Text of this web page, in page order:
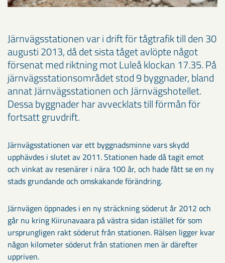
Järnvägsstationen var i drift för tågtrafik till den 30
augusti 2013, då det sista tåget avlöpte något
försenat med riktning mot Luleå klockan 17.35. På
järnvägsstationsområdet stod 9 byggnader, bland
annat Järnvägsstationen och Järnvägshotellet.
Dessa byggnader har avvecklats till förmån för
fortsatt gruvdrift.
Järnvägsstationen var ett byggnadsminne vars skydd
upphävdes i slutet av 2011. Stationen hade då tagit emot
och vinkat av resenärer i nära 100 år, och hade fått se en ny
stads grundande och omskakande förändring.
Järnvägen öppnades i en ny sträckning söderut år 2012 och
går nu kring Kiirunavaara på västra sidan istället för som
ursprungligen rakt söderut från stationen. Rälsen ligger kvar
någon kilometer söderut från stationen men är därefter
uppriven.